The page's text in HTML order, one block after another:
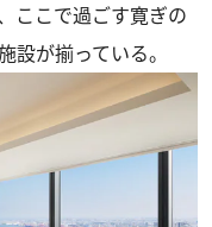
ここで過ごす寛ぎの
設が揃っている。